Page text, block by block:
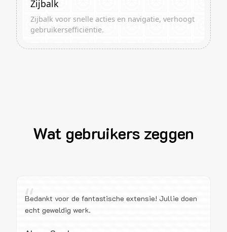
Zijbalk
Zijbalk voor snelle acties en navigatie, verhoogt
gebruikersefficiëntie.
Wat gebruikers zeggen
“
Bedankt voor de fantastische extensie! Jullie doen
echt geweldig werk.